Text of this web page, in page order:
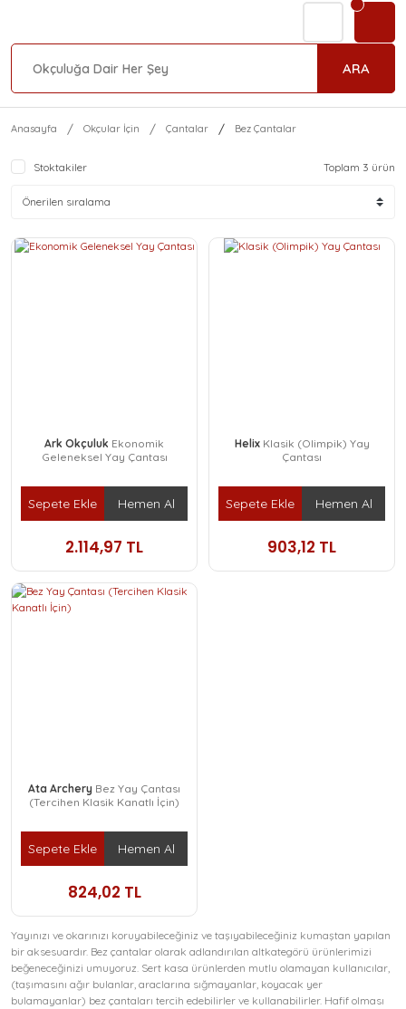
ARA
Anasayfa Okçular İçin Çantalar Bez Çantalar
Stoktakiler Toplam 3 ürün
Ark Okçuluk Ekonomik
Geleneksel Yay Çantası
Sepete Ekle Hemen Al
2.114,97 TL
Helix Klasik (Olimpik) Yay
Çantası
Sepete Ekle Hemen Al
903,12 TL
Ata Archery Bez Yay Çantası
(Tercihen Klasik Kanatlı İçin)
Sepete Ekle Hemen Al
824,02 TL
Yayınızı ve okarınızı koruyabileceğiniz ve taşıyabileceğiniz kumaştan yapılan
bir aksesuardır. Bez çantalar olarak adlandırılan altkategörü ürünlerimizi
beğeneceğinizi umuyoruz. Sert kasa ürünlerden mutlu olamayan kullanıcılar,
(taşımasını ağır bulanlar, araclarına sığmayanlar, koyacak yer
bulamayanlar) bez çantaları tercih edebilirler ve kullanabilirler. Hafif olması